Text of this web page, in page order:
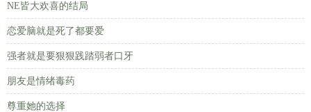
NE皆大欢喜的结局
恋爱脑就是死了都要爱
强者就是要狠狠践踏弱者口牙
朋友是情绪毒药
尊重她的选择